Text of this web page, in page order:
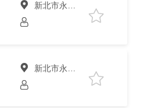
新北市永和區
新北市永和區